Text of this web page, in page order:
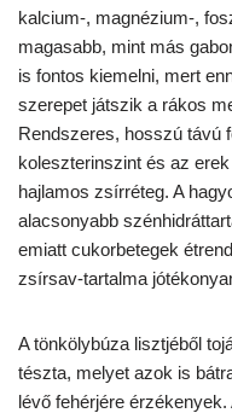
kalcium-, magnézium-,
magasabb, mint más
is fontos kiemelni, mert
szerepet játszik a rákos
Rendszeres, hosszú távú
koleszterinszint és az
hajlamos zsírréteg. A
alacsonyabb
emiatt cukorbetegek
zsírsav-tartalma
A tönkölybúza lisztjéből
tészta, melyet azok is
lévő fehérjére